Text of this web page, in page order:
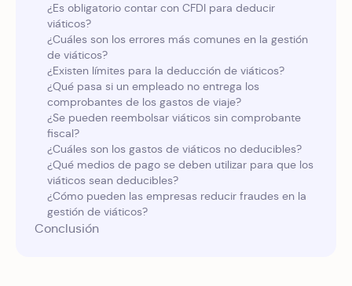
¿Es obligatorio contar con CFDI para deducir
viáticos?
¿Cuáles son los errores más comunes en la gestión
de viáticos?
¿Existen límites para la deducción de viáticos?
¿Qué pasa si un empleado no entrega los
comprobantes de los gastos de viaje?
¿Se pueden reembolsar viáticos sin comprobante
fiscal?
¿Cuáles son los gastos de viáticos no deducibles?
¿Qué medios de pago se deben utilizar para que los
viáticos sean deducibles?
¿Cómo pueden las empresas reducir fraudes en la
gestión de viáticos?
Conclusión